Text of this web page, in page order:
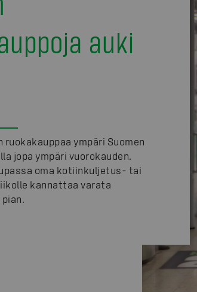
auki
ruokakauppaa ympäri Suomen
jopa ympäri vuorokauden.
oma kotiinkuljetus- tai
kannattaa varata